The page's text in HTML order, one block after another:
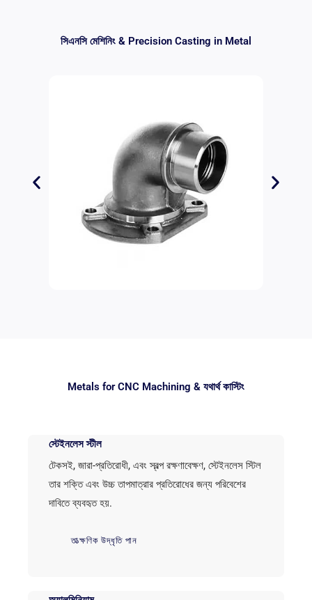
সিএনসি মেশিনিং & Precision Casting in Metal
Metals for CNC Machining & যথার্থ কাস্টিং
স্টেইনলেস স্টীল
টেকসই, জারা-প্রতিরোধী, এবং স্বল্প রক্ষণাবেক্ষণ, স্টেইনলেস স্টিল
তার শক্তি এবং উচ্চ তাপমাত্রার প্রতিরোধের জন্য পরিবেশের
দাবিতে ব্যবহৃত হয়.
তাত্ক্ষণিক উদ্ধৃতি পান